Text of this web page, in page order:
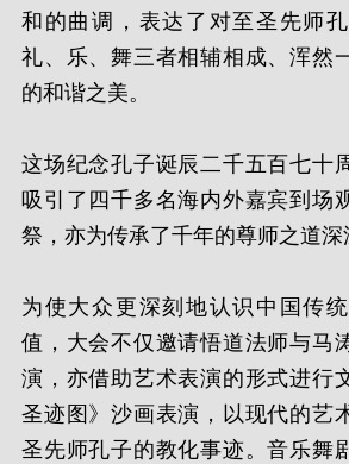
和的曲调，表达了对至圣先师孔
礼、乐、舞三者相辅相成、浑然
的和谐之美。
这场纪念孔子诞辰二千五百七十
吸引了四千多名海内外嘉宾到场
祭，亦为传承了千年的尊师之道深
为使大众更深刻地认识中国传
值，大会不仅邀请悟道法师与马
演，亦借助艺术表演的形式进行
圣迹图》沙画表演，以现代的艺
圣先师孔子的教化事迹。音乐舞